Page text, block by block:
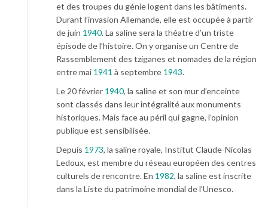
et des troupes du génie logent dans les bâtiments.
Durant l’invasion Allemande, elle est occupée à partir
de juin 1940. La saline sera la théatre d’un triste
épisode de l’histoire. On y organise un Centre de
Rassemblement des tziganes et nomades de la région
entre mai 1941 à septembre 1943.
Le 20 février 1940, la saline et son mur d’enceinte
sont classés dans leur intégralité aux monuments
historiques. Mais face au péril qui gagne, l’opinion
publique est sensibilisée.
Depuis 1973, la saline royale, Institut Claude-Nicolas
Ledoux, est membre du réseau européen des centres
culturels de rencontre. En 1982, la saline est inscrite
dans la Liste du patrimoine mondial de l’Unesco.